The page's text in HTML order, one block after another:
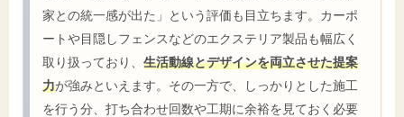
家との統一感が出た」という評価も目立ちます。カーポ
ートや目隠しフェンスなどのエクステリア製品も幅広く
取り扱っており、 生活動線とデザインを両立させた提案
力が強みといえます。その一方で、しっかりとした施工
を行う分、打ち合わせ回数や工期に余裕を見ておく必要